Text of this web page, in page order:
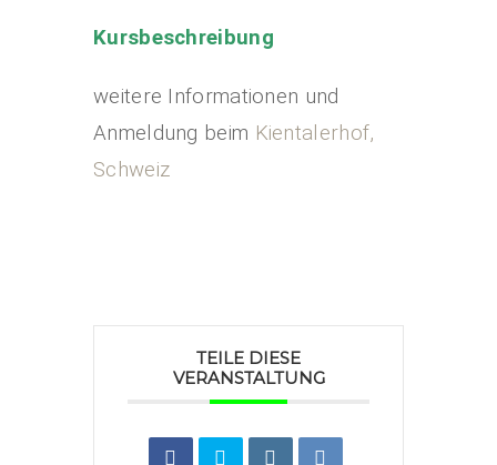
Kursbeschreibung
weitere Informationen und
Anmeldung beim Kientalerhof,
Schweiz
TEILE DIESE
VERANSTALTUNG